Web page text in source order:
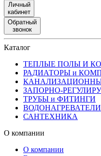
Личный
кабинет
Обратный
звонок
Каталог
ТЕПЛЫЕ ПОЛЫ И
РАДИАТОРЫ и
ЗАПОРНО-
ТРУБЫ и ФИТИНГИ
ВОДОНАГРЕВАТЕЛИ
САНТЕХНИКА
О компании
О компании